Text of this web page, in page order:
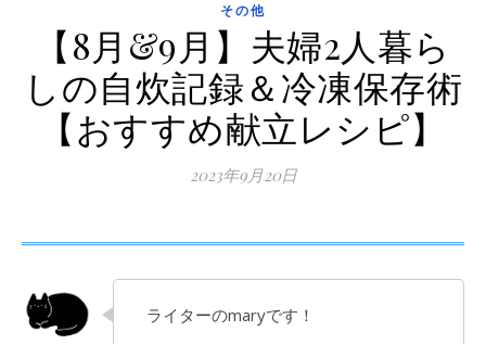
その他
【8月&9月】夫婦2人暮ら
しの自炊記録＆冷凍保存術
【おすすめ献立レシピ】
2023年9月20日
ライターのmaryです！